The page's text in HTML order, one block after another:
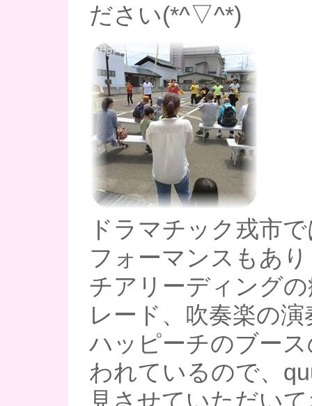
ださい(*^▽^*)
ドラマチック戎市
フォーマンスもあ
チアリーディング
レード、吹奏楽の
ハッピーチのブー
われているので、
見させていただい